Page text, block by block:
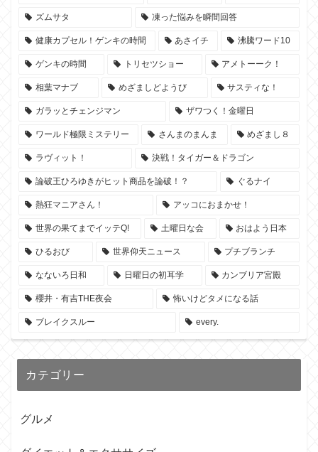
ズムサタ 凍った悩みを瞬間回答
健康カプセル！ゲンキの時間 あさイチ 沸騰ワード10
ゲンキの時間 トリセツショー アメトーーク！
相葉マナブ めざましどようび サスティな！
ガラッとチェンジマン ザワつく！金曜日
ワールド極限ミステリー さんまのまんま めざまし８
ラヴィット！ 決戦！タイガー＆ドラゴン
論破王ひろゆきがヒット商品を論破！？ ぐるナイ
熱狂マニアさん！ アッコにおまかせ！
世界の果てまでイッテQ! 土曜日な会 おはよう日本
ひるおび 世界仰天ニュース プチブランチ
なないろ日和 日曜日の初耳学 カンブリア宮殿
櫻井・有吉THE夜会 怖いけどタメになる話
ブレイクスルー every.
カテゴリー
グルメ